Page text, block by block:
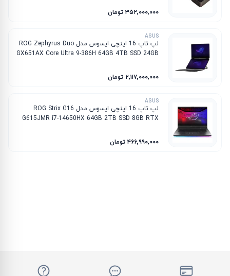
۳۵۲٬۰۰۰٬۰۰۰ تومان
ASUS
لپ تاپ 16 اینچی ایسوس مدل ROG Zephyrus Duo
GX651AX Core Ultra 9-386H 64GB 4TB SSD 24GB
۲٬۱۱۷٬۰۰۰٬۰۰۰ تومان
ASUS
لپ تاپ 16 اینچی ایسوس مدل ROG Strix G16
G615JMR i7-14650HX 64GB 2TB SSD 8GB RTX
۴۶۶٬۹۹۰٬۰۰۰ تومان